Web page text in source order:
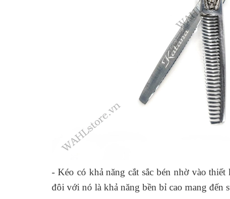
- Kéo có khả năng cắt sắc bén nhờ vào
đôi với nó là khả năng bền bỉ cao mang đến